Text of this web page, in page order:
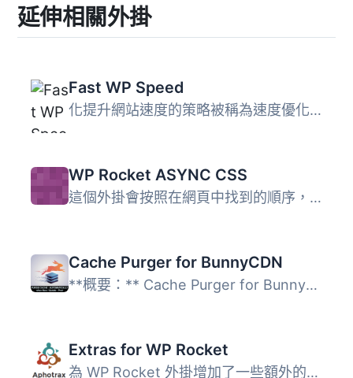
延伸相關外掛
Fast WP Speed
化提升網站速度的策略被稱為速度優化。毫無疑問，網站速度是...
WP Rocket ASYNC CSS
這個外掛會按照在網頁中找到的順序，將所有內置和外部 CSS 結...
Cache Purger for BunnyCDN
**概要：** Cache Purger for BunnyCDN 是一個強大且靈活的外...
Extras for WP Rocket
為 WP Rocket 外掛增加了一些額外的功能： – 更改 gzip...